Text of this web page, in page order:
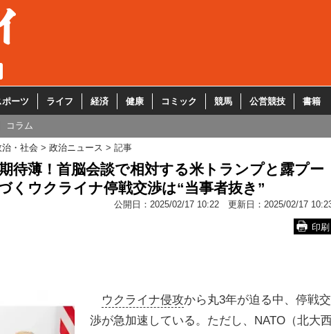
ポーツ ライフ 経済 健康 コミック 競馬 公営競技 書籍
コラム
治・社会 政治ニュース 記事
待薄！首脳会談で相対する米トランプと露プー
くウクライナ停戦交渉は“当事者抜き”
公開日： 2025/02/17 10:22 更新日： 2025/02/17
印刷
ウクライナ侵攻から丸3年が迫る中、停戦交
渉が急加速している。ただし、NATO（北大